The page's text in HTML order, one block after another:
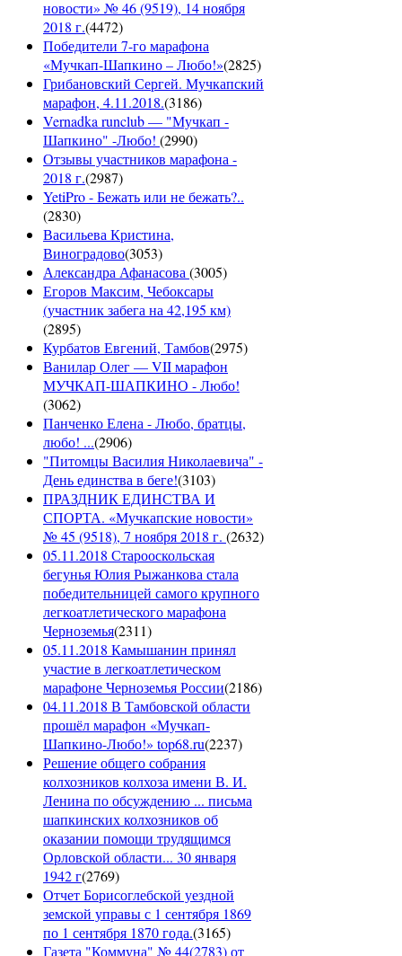
новости» № 46 (9519), 14 ноября
2018 г.(4472)
Победители 7-го марафона
«Мучкап-Шапкино – Любо!»(2825)
Грибановский Сергей. Мучкапский
марафон, 4.11.2018.(3186)
Vernadka runclub — "Мучкап -
Шапкино" -Любо! (2990)
Отзывы участников марафона -
2018 г.(2987)
YetiPro - Бежать или не бежать?..
(2830)
Васильева Кристина,
Виноградово(3053)
Александра Афанасова(3005)
Егоров Максим, Чебоксары
(участник забега на 42,195 км)
(2895)
Курбатов Евгений, Тамбов(2975)
Ванилар Олег — VII марафон
МУЧКАП-ШАПКИНО - Любо!
(3062)
Панченко Елена - Любо, братцы,
любо! ...(2906)
"Питомцы Василия Николаевича" -
День единства в беге!(3103)
ПРАЗДНИК ЕДИНСТВА И
СПОРТА. «Мучкапские новости»
№ 45 (9518), 7 ноября 2018 г. (2632)
05.11.2018 Старооскольская
бегунья Юлия Рыжанкова стала
победительницей самого крупного
легкоатлетического марафона
Черноземья(2311)
05.11.2018 Камышанин принял
участие в легкоатлетическом
марафоне Черноземья России(2186)
04.11.2018 В Тамбовской области
прошёл марафон «Мучкап-
Шапкино-Любо!» top68.ru(2237)
Решение общего собрания
колхозников колхоза имени В. И.
Ленина по обсуждению ... письма
шапкинских колхозников об
оказании помощи трудящимся
Орловской области... 30 января
1942 г(2769)
Отчет Борисоглебской уездной
земской управы с 1 сентября 1869
по 1 сентября 1870 года.(3165)
Газета "Коммуна" № 44(2783) от